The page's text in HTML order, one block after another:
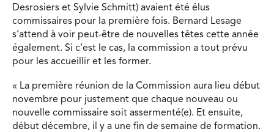
Desrosiers et Sylvie Schmitt) avaient été élus
commissaires pour la première fois. Bernard Lesage
s’attend à voir peut-être de nouvelles têtes cette année
également. Si c’est le cas, la commission a tout prévu
pour les accueillir et les former.
« La première réunion de la Commission aura lieu début
novembre pour justement que chaque nouveau ou
nouvelle commissaire soit assermenté(e). Et ensuite,
début décembre, il y a une fin de semaine de formation.